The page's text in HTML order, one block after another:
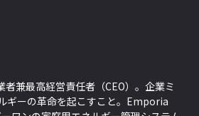
兼最高経営責任者（CEO）。企業ミ
ギーの革命を起こすこと。Emporia